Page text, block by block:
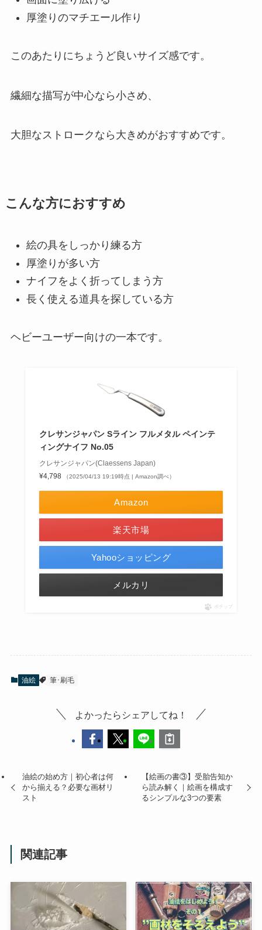
厚塗りのマチエール作り
このあたりにちょうど良いサイズ感です。
繊細な描写が中心なら小さめ、
大胆なストロークなら大きめがおすすめです。
こんな方におすすめ
絵の具をしっかり練る方
厚塗りが多い方
ナイフをよく折ってしまう方
長く使える道具を探している方
ヘビーユーザー向けの一本です。
クレサンジャパン Sライン フルメタル ペインテ
ィングナイフ No.05
クレサンジャパン(Claessens Japan)
¥4,798
（2025/04/13 19:19時点 | Amazon調べ）
Amazon
楽天市場
Yahooショッピング
メルカリ
ポチップ
油絵 筆･刷毛
よかったらシェアしてね！
油絵の始め方｜初心者は何
から揃える？必要な画材リ
スト
【絵画の書③】受胎告知か
ら読み解く｜絵画を構成す
るシンプルな3つの要素
関連記事